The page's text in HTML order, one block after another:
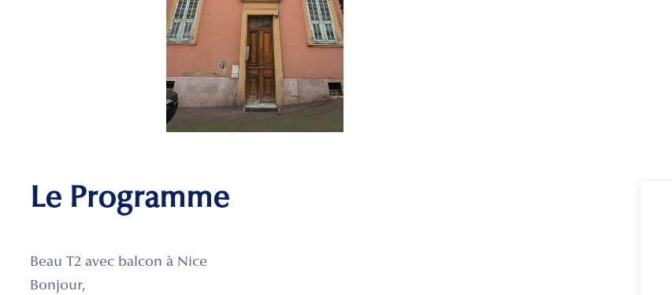
Le Programme
Beau T2 avec balcon à Nice
Bonjour,